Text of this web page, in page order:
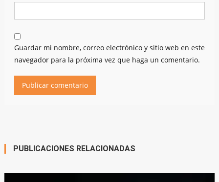
Guardar mi nombre, correo electrónico y sitio web en este
navegador para la próxima vez que haga un comentario.
PUBLICACIONES RELACIONADAS